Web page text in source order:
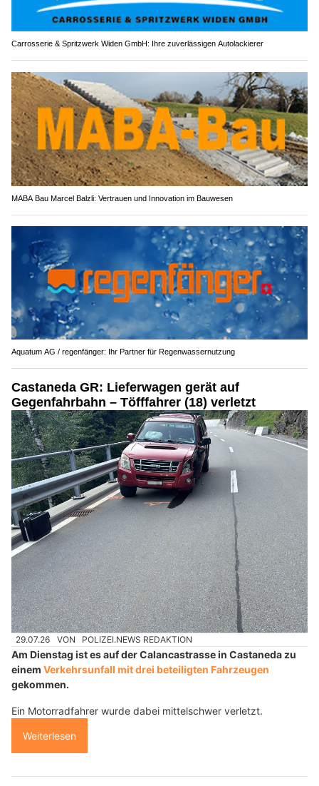
Carrosserie & Spritzwerk Widen GmbH: Ihre zuverlässigen Autolackierer
MABA Bau Marcel Balzli: Vertrauen und Innovation im Bauwesen
Aquatum AG / regenfänger: Ihr Partner für Regenwassernutzung
Castaneda GR: Lieferwagen gerät auf
Gegenfahrbahn – Töfffahrer (18) verletzt
29.07.26 VON POLIZEI.NEWS REDAKTION
Am Dienstag ist es auf der Calancastrasse in Castaneda zu
einem Verkehrsunfall mit drei beteiligten Fahrzeugen
gekommen.
Ein Motorradfahrer wurde dabei mittelschwer verletzt.
Weiterlesen